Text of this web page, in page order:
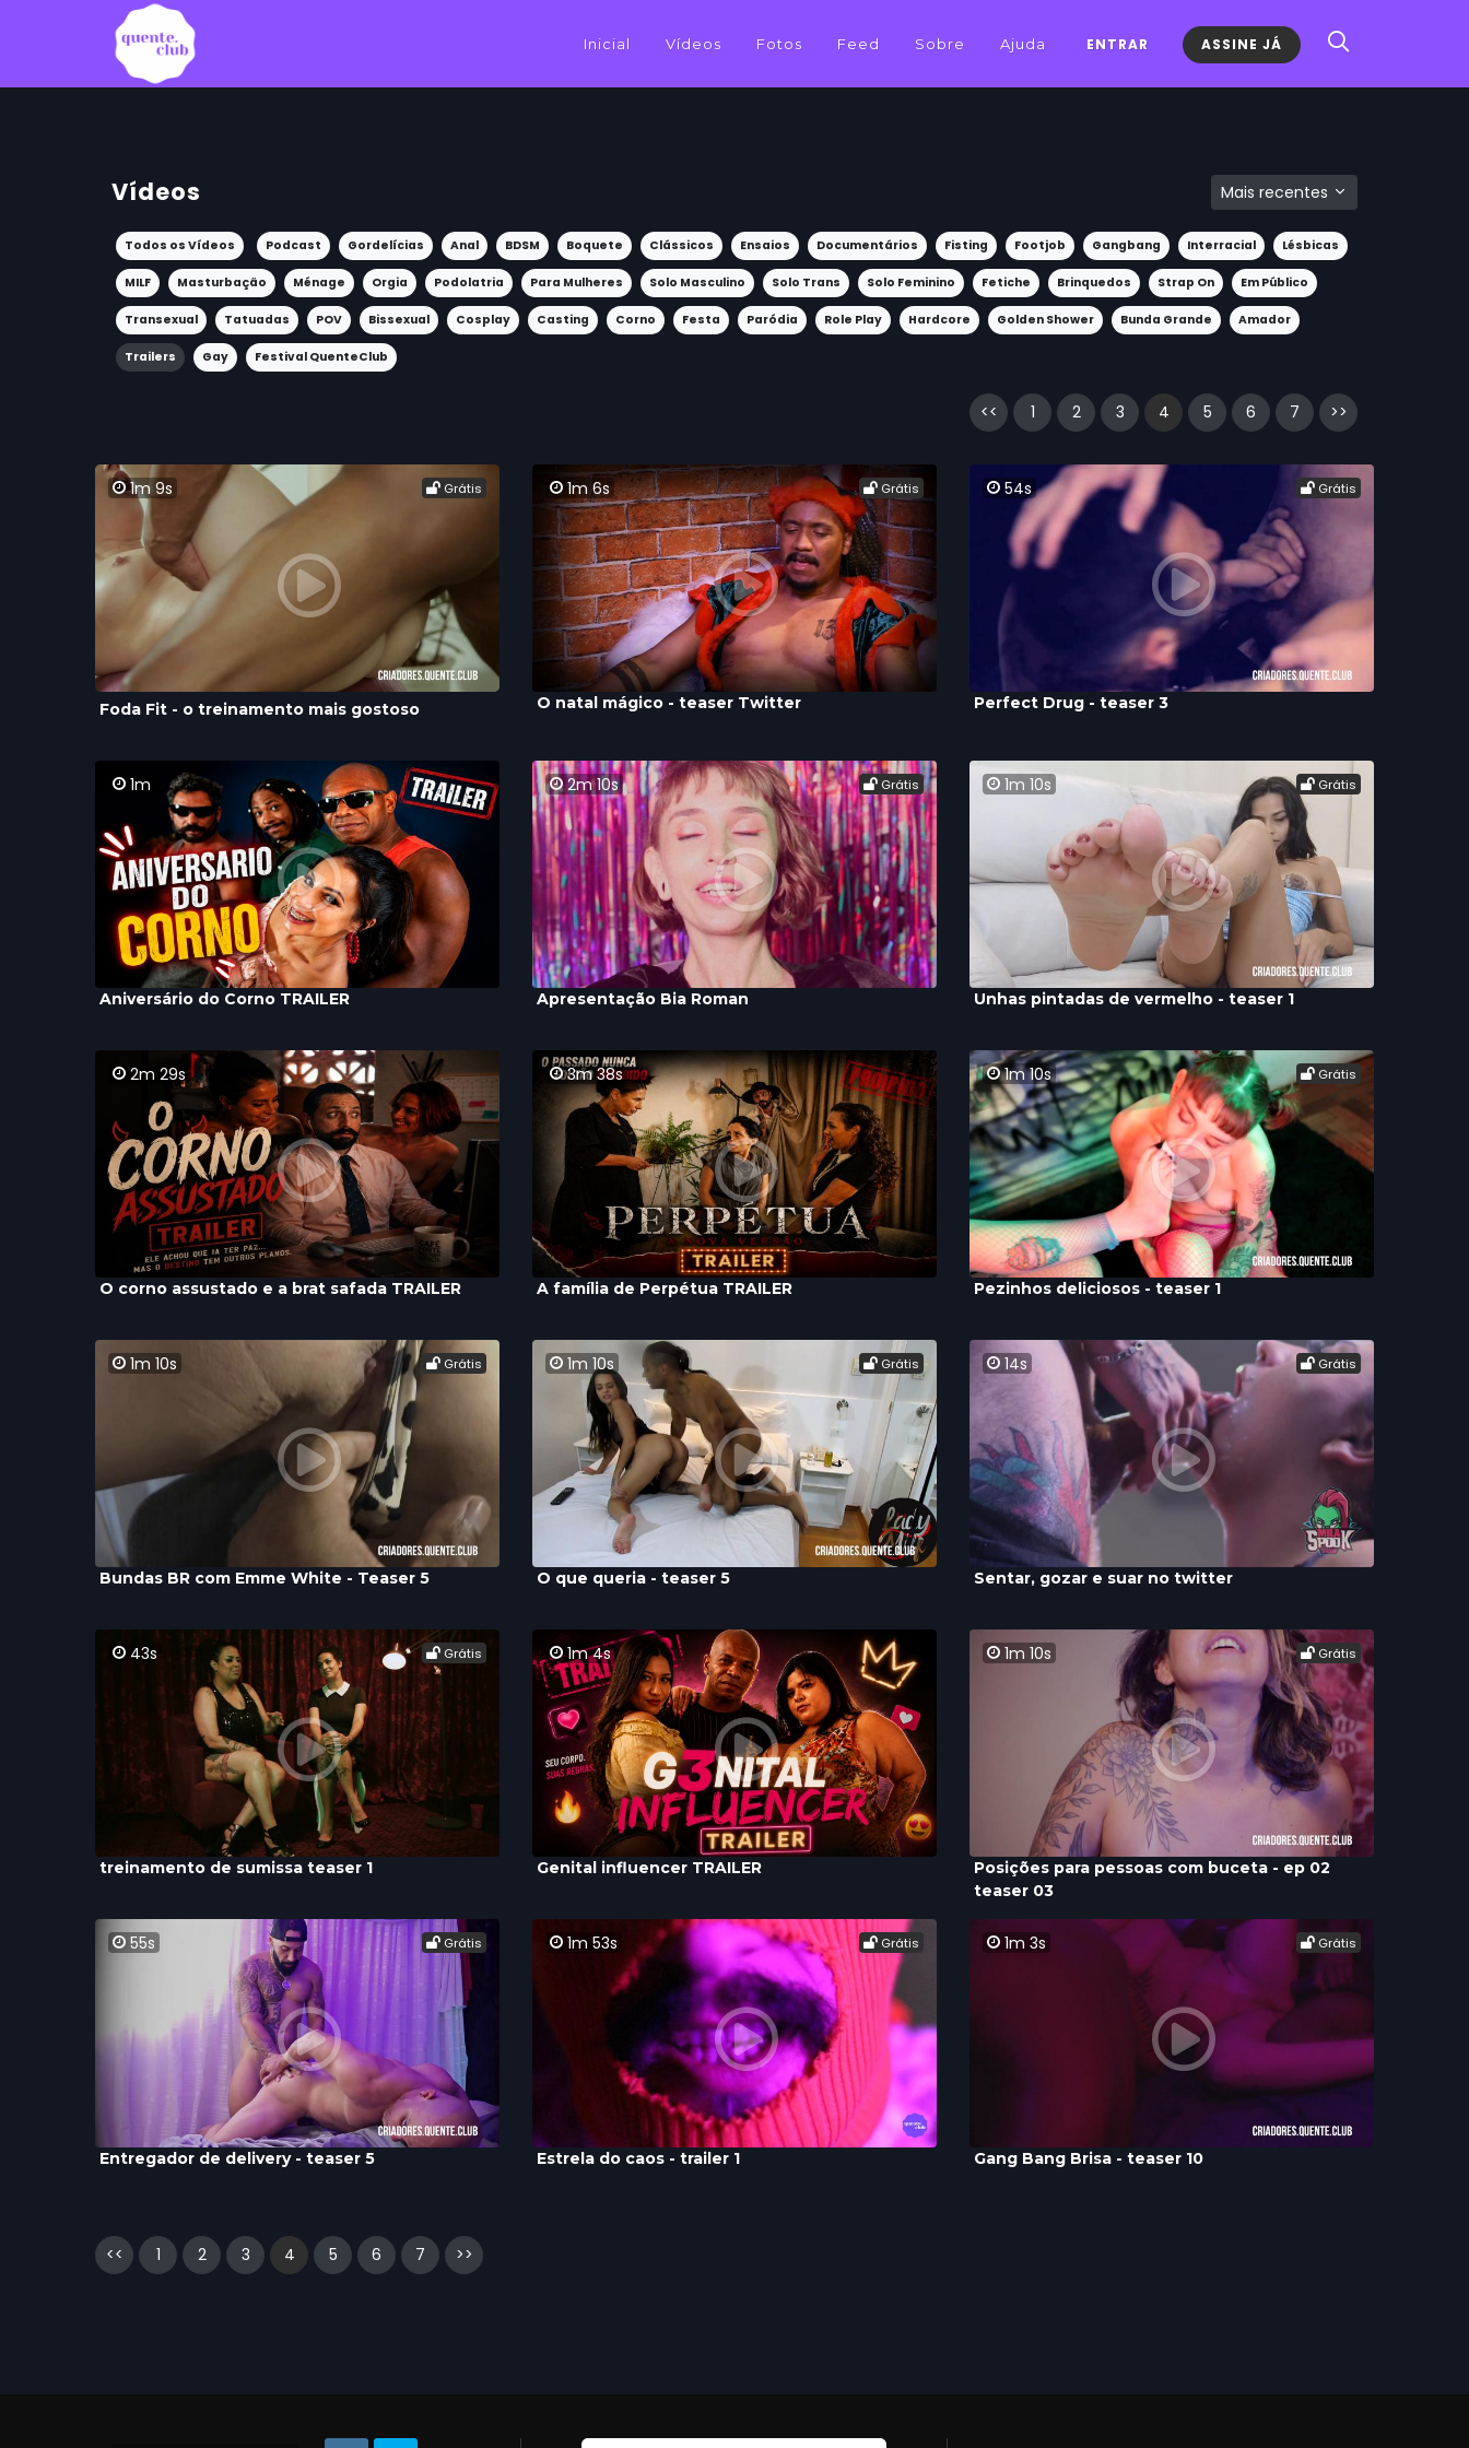
Inicial Vídeos Fotos Feed Sobre Ajuda ENTRAR ASSINE JÁ
Vídeos Mais recentes
Todos os Vídeos Podcast Gordelícias Anal BDSM Boquete Clássicos Ensaios Documentários Fisting Footjob Gangbang Interracial Lésbicas
MILF Masturbação Ménage Orgia Podolatria Para Mulheres Solo Masculino Solo Trans Solo Feminino Fetiche Brinquedos Strap On Em Público
Transexual Tatuadas POV Bissexual Cosplay Casting Corno Festa Paródia Role Play Hardcore Golden Shower Bunda Grande Amador
Trailers Gay Festival QuenteClub
<< 1 2 3 4 5 6 7 >>
1m 9s Grátis
Foda Fit - o treinamento mais gostoso
1m 6s Grátis
O natal mágico - teaser Twitter
54s Grátis
Perfect Drug - teaser 3
1m
Aniversário do Corno TRAILER
2m 10s Grátis
Apresentação Bia Roman
1m 10s Grátis
Unhas pintadas de vermelho - teaser 1
2m 29s
O corno assustado e a brat safada TRAILER
3m 38s
A família de Perpétua TRAILER
1m 10s Grátis
Pezinhos deliciosos - teaser 1
1m 10s Grátis
Bundas BR com Emme White - Teaser 5
1m 10s Grátis
O que queria - teaser 5
14s Grátis
Sentar, gozar e suar no twitter
43s Grátis
treinamento de sumissa teaser 1
1m 4s
Genital influencer TRAILER
1m 10s Grátis
Posições para pessoas com buceta - ep 02
teaser 03
55s Grátis
Entregador de delivery - teaser 5
1m 53s Grátis
Estrela do caos - trailer 1
1m 3s Grátis
Gang Bang Brisa - teaser 10
<< 1 2 3 4 5 6 7 >>